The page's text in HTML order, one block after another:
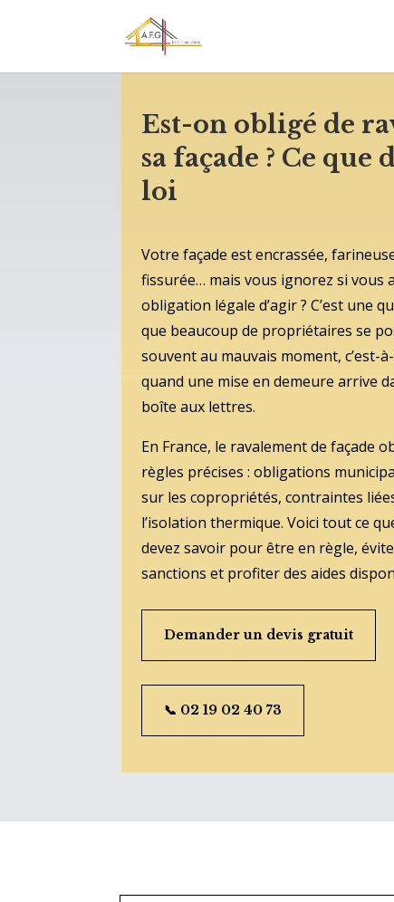
Est-on obligé de
sa façade ? Ce que
loi
Votre façade est encrassée,
fissurée… mais vous ignorez si vous
obligation légale d’agir ? C’est une
que beaucoup de propriétaires se
souvent au mauvais moment, c’est-
quand une mise en demeure arrive
boîte aux lettres.
En France, le ravalement de façade
règles précises : obligations
sur les copropriétés, contraintes
l’isolation thermique. Voici tout ce
devez savoir pour être en règle,
sanctions et profiter des aides
Demander un devis gratuit
📞 02 19 02 40 73